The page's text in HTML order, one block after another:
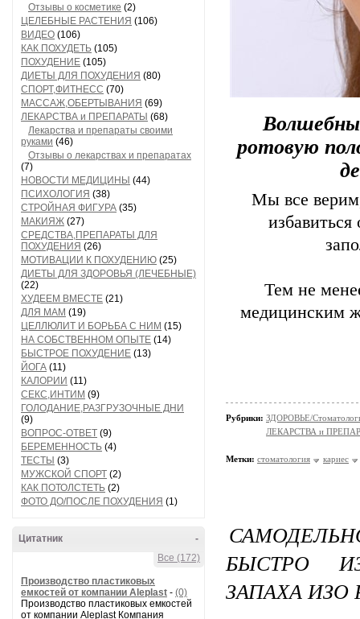
Отзывы о косметике (2)
ЦЕЛЕБНЫЕ РАСТЕНИЯ (106)
ВИДЕО (106)
КАК ПОХУДЕТЬ (105)
ПОХУДЕНИЕ (105)
ДИЕТЫ ДЛЯ ПОХУДЕНИЯ (80)
СПОРТ,ФИТНЕСС (70)
МАССАЖ,ОБЕРТЫВАНИЯ (69)
ЛЕКАРСТВА и ПРЕПАРАТЫ (68)
Лекарства и препараты своими
руками (46)
Отзывы о лекарствах и препаратах
(7)
НОВОСТИ МЕДИЦИНЫ (44)
ПСИХОЛОГИЯ (38)
СТРОЙНАЯ ФИГУРА (35)
МАКИЯЖ (27)
СРЕДСТВА,ПРЕПАРАТЫ ДЛЯ
ПОХУДЕНИЯ (26)
МОТИВАЦИИ К ПОХУДЕНИЮ (25)
ДИЕТЫ ДЛЯ ЗДОРОВЬЯ (ЛЕЧЕБНЫЕ)
(22)
ХУДЕЕМ ВМЕСТЕ (21)
ДЛЯ МАМ (19)
ЦЕЛЛЮЛИТ И БОРЬБА С НИМ (15)
НА СОБСТВЕННОМ ОПЫТЕ (14)
БЫСТРОЕ ПОХУДЕНИЕ (13)
ЙОГА (11)
КАЛОРИИ (11)
СЕКС,ИНТИМ (9)
ГОЛОДАНИЕ,РАЗГРУЗОЧНЫЕ ДНИ
(9)
ВОПРОС-ОТВЕТ (9)
БЕРЕМЕННОСТЬ (4)
ТЕСТЫ (3)
МУЖСКОЙ СПОРТ (2)
КАК ПОТОЛСТЕТЬ (2)
ФОТО ДО/ПОСЛЕ ПОХУДЕНИЯ (1)
-
Цитатник
Все (172)
Производство пластиковых
емкостей от компании Aleplast - (0)
Производство пластиковых емкостей
от компании Aleplast Компания
ротовую
Мы все
избавиться
Тем не
медицинским
Рубрики: ЗДОРОВЬЕ/
ЛЕКАРСТВА и
Метки: стоматология кариес
БЫСТРО
ЗАПАХА ИЗО